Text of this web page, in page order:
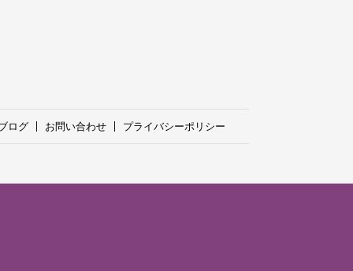
ログ お問い合わせ プライバシーポリシー